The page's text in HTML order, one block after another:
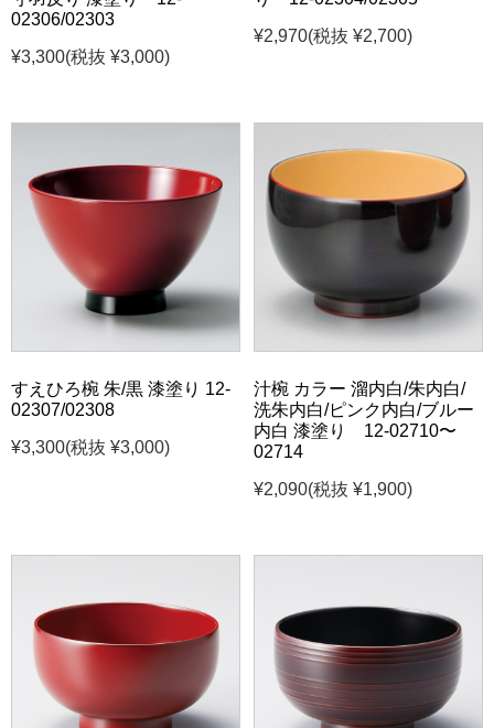
02306/02303
¥3,300(税抜 ¥3,000)
¥2,970(税抜 ¥2,700)
すえひろ椀 朱/黒 漆塗り 12-
02307/02308
¥3,300(税抜 ¥3,000)
汁椀 カラー 溜内白/朱内白/
洗朱内白/ピンク内白/ブルー
内白 漆塗り 12-02710〜
02714
¥2,090(税抜 ¥1,900)